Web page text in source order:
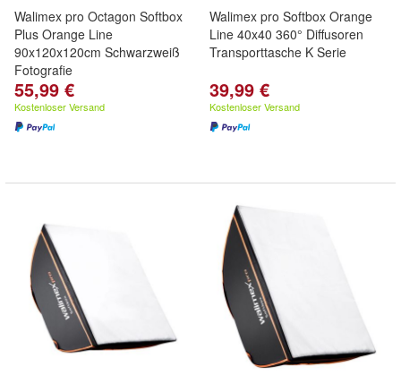
Walimex pro Octagon Softbox
Plus Orange Line
90x120x120cm Schwarzweiß
Fotografie
55,99 €
Kostenloser Versand
Walimex pro Softbox Orange
Line 40x40 360° Diffusoren
Transporttasche K Serie
39,99 €
Kostenloser Versand